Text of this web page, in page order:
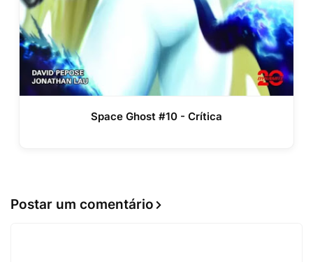
Space Ghost #10 - Crítica
Postar um comentário